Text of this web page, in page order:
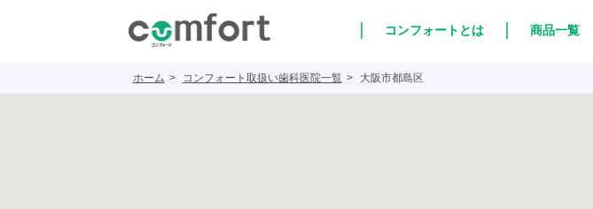
コンフォートとは 商品一覧
ホーム コンフォート取扱い歯科医院一覧 大阪市都島区